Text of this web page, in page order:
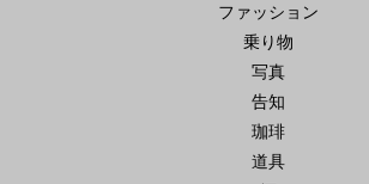
ファッション
乗り物
写真
告知
珈琲
道具